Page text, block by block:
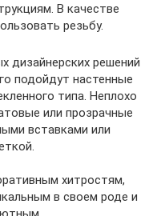
В качестве
резьбу.
дизайнерских решений
подойдут настенные
типа. Неплохо
или прозрачные
вставками или
хитростям,
в своем роде и